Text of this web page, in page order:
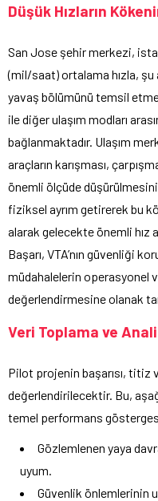
Düşük Hızların
San Jose şehir merkezi,
(mil/saat) ortalama hızla,
yavaş bölümünü temsil
ile diğer ulaşım modları
bağlanmaktadır. Ulaşım
araçların karışması,
önemli ölçüde
fiziksel ayrım getirerek bu
alarak gelecekte önemli hız
Başarı, VTA’nın güvenliği
müdahalelerin operasyonel
değerlendirmesine olanak
Veri Toplama ve
Pilot projenin başarısı, titiz
değerlendirilecektir. Bu,
temel performans
Gözlemlenen yaya
uyum.
Güvenlik önlemlerinin